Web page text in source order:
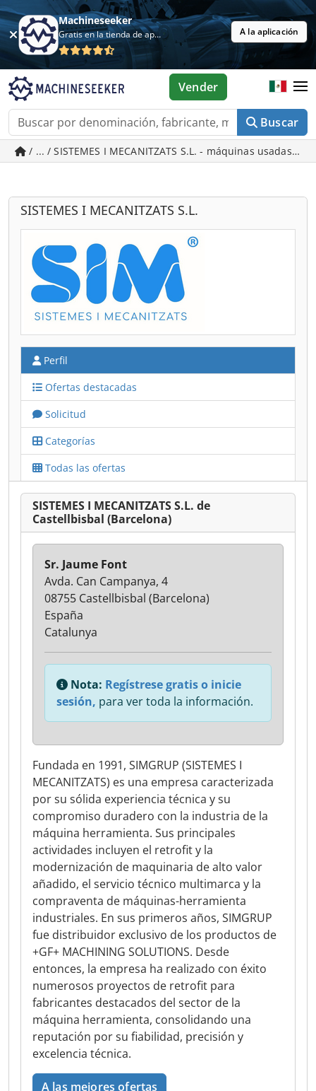
Machineseeker
Gratis en la tienda de aplicaciones A la aplicación
Buscar
Vender
/ ... / SISTEMES I MECANITZATS S.L. - máquinas usadas
SISTEMES I MECANITZATS S.L.
Perfil
Ofertas destacadas
Solicitud
Categorías
Todas las ofertas
SISTEMES I MECANITZATS S.L. de
Castellbisbal (Barcelona)
Fundada en 1991, SIMGRUP (SISTEMES I
MECANITZATS) es una empresa caracterizada
por su sólida experiencia técnica y su
compromiso duradero con la industria de la
máquina herramienta. Sus principales
actividades incluyen el retrofit y la
modernización de maquinaria de alto valor
añadido, el servicio técnico multimarca y la
compraventa de máquinas-herramienta
industriales. En sus primeros años, SIMGRUP
fue distribuidor exclusivo de los productos de
+GF+ MACHINING SOLUTIONS. Desde
entonces, la empresa ha realizado con éxito
numerosos proyectos de retrofit para
fabricantes destacados del sector de la
máquina herramienta, consolidando una
reputación por su fiabilidad, precisión y
excelencia técnica.
A las mejores ofertas
Sr. Jaume Font
Avda. Can Campanya, 4
08755 Castellbisbal (Barcelona)
España
Catalunya
Nota: Regístrese gratis o inicie
sesión, para ver toda la información.